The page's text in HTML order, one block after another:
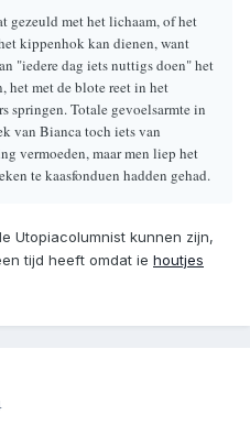
gezeuld met het lichaam, of het
kippenhok kan dienen, want
"iedere dag iets nuttigs doen" het
het met de blote reet in het
springen. Totale gevoelsarmte in
van Bianca toch iets van
vermoeden, maar men liep het
te kaasfonduen hadden gehad.
Utopiacolumnist kunnen zijn,
tijd heeft omdat ie houtjes